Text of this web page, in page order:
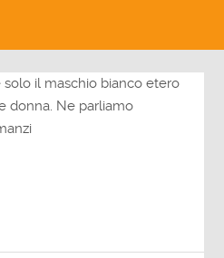
il maschio bianco etero
donna. Ne parliamo